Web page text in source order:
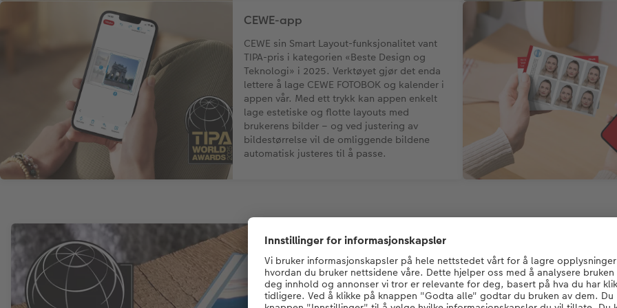
CEWE-app
CEWE sin Smart Layout-funksjonalitet vant
TIPA-pris i kategorien «Beste Design og
Teknologi» i 2025. Verktøyet gjør det enda
lettere å lage CEWE FOTOBOK og kalender i
appen vår. Med ett trykk kan appen enkelt
lage estetiske og flotte layouts med
brukerens bilder – og ved justering av
bildestørrelse vil de omliggende bildene
automatisk justeres til å passe.